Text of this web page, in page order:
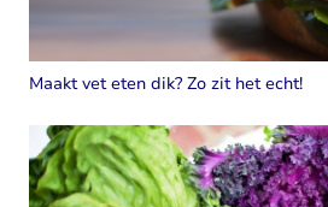
Maakt vet eten dik? Zo zit het echt!